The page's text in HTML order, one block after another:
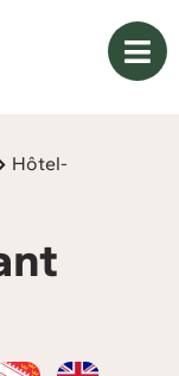
Hôtel-